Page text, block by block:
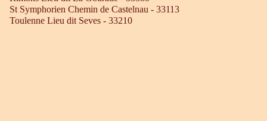
St Symphorien Chemin de Castelnau - 33113
Toulenne Lieu dit Seves - 33210